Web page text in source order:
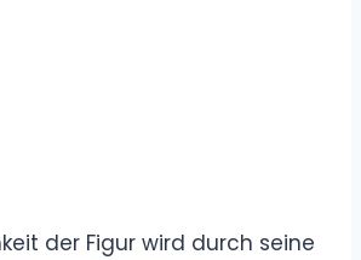
der Figur wird durch seine